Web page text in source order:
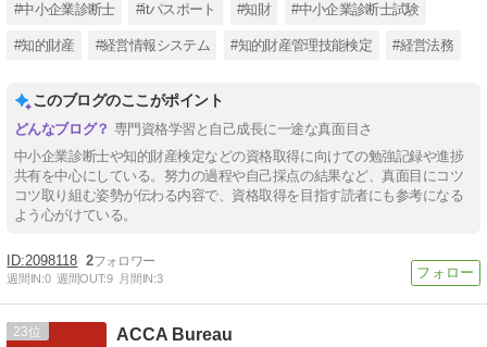
#中小企業診断士 #itパスポート #知財 #中小企業診断士試験
#知的財産 #経営情報システム #知的財産管理技能検定 #経営法務
このブログのここがポイント
専門資格学習と自己成長に一途な真面目さ
中小企業診断士や知的財産検定などの資格取得に向けての勉強記録や進捗
共有を中心にしている。努力の過程や自己採点の結果など、真面目にコツ
コツ取り組む姿勢が伝わる内容で、資格取得を目指す読者にも参考になる
よう心がけている。
2098118 2
週間IN:0 週間OUT:9 月間IN:3
23 ACCA Bureau